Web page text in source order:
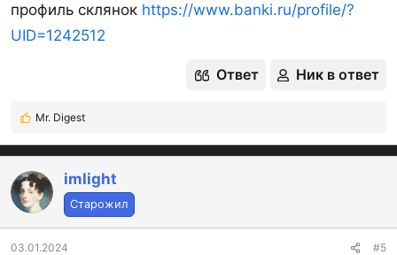
профиль склянок https://www.banki.ru/profile/?
UID=1242512
Ответ Ник в ответ
Р
е
а
к
ц
и
и
:
Mr. Digest
imlight
Старожил
03.01.2024 #5